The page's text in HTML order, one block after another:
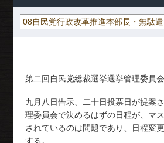
08自民党行政改革推進本部長・無駄
第二回自民党総裁選挙選挙管理委員会
九月八日告示、二十日投票日が提案
理委員会で決めるはずの日程が、マ
されているのは問題であり、日程変
する。